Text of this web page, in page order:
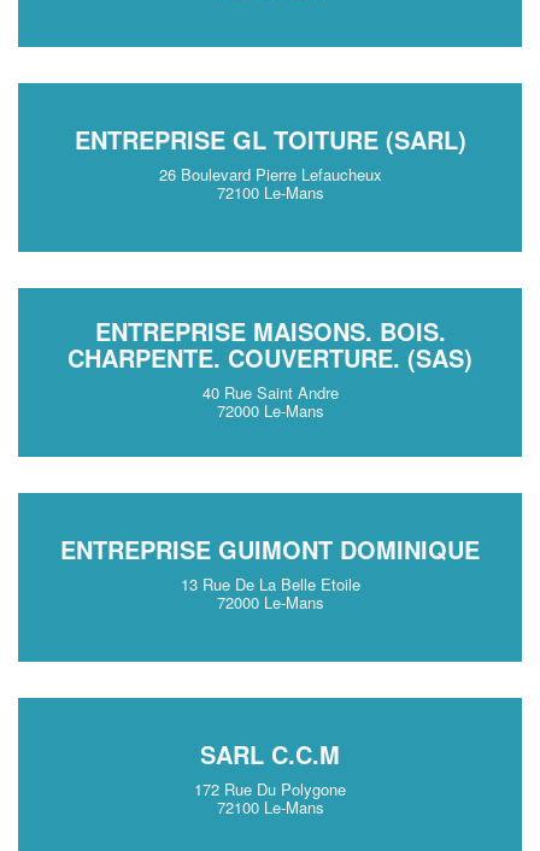
ENTREPRISE GL TOITURE (SARL)
26 Boulevard Pierre Lefaucheux
72100 Le-Mans
ENTREPRISE MAISONS. BOIS.
CHARPENTE. COUVERTURE. (SAS)
40 Rue Saint Andre
72000 Le-Mans
ENTREPRISE GUIMONT DOMINIQUE
13 Rue De La Belle Etoile
72000 Le-Mans
SARL C.C.M
172 Rue Du Polygone
72100 Le-Mans